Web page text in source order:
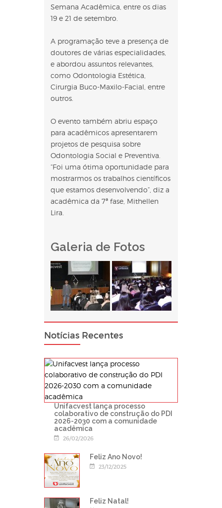
Semana Acadêmica, entre os dias
19 e 21 de setembro.
A programação teve a presença de
doutores de várias especialidades,
e abordou assuntos relevantes,
como Odontologia Estética,
Cirurgia Buco-Maxilo-Facial, entre
outros.
O evento também abriu espaço
para acadêmicos apresentarem
projetos de pesquisa sobre
Odontologia Social e Preventiva.
“Foi uma ótima oportunidade para
mostrarmos os trabalhos científicos
que estamos desenvolvendo”, diz a
acadêmica da 7ª fase, Mithellen
Lira.
Galeria de Fotos
Notícias Recentes
Unifacvest lança processo
colaborativo de construção do PDI
2026-2030 com a comunidade
acadêmica
26/02/2026
Feliz Ano Novo!
23/12/2025
Feliz Natal!